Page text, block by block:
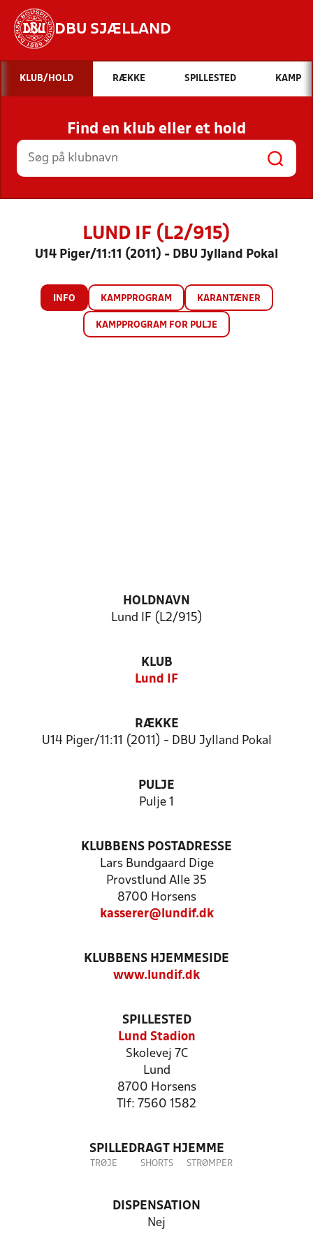
DBU SJÆLLAND
Hvad vil du søge efter?
INDHOLD OG NYHEDER
STILLINGER, RESULTATER, KLUBBER OG
HOLD
KLUB/HOLD RÆKKE SPILLESTED KAMP
Find en klub eller et hold
LUND IF (L2/915)
U14 Piger/11:11 (2011) - DBU Jylland Pokal
INFO KAMPPROGRAM KARANTÆNER
KAMPPROGRAM FOR PULJE
HOLDNAVN
Lund IF (L2/915)
KLUB
Lund IF
RÆKKE
U14 Piger/11:11 (2011) - DBU Jylland Pokal
PULJE
Pulje 1
KLUBBENS POSTADRESSE
Lars Bundgaard Dige
Provstlund Alle 35
8700 Horsens
kasserer@lundif.dk
KLUBBENS HJEMMESIDE
www.lundif.dk
SPILLESTED
Lund Stadion
Skolevej 7C
Lund
8700 Horsens
Tlf: 7560 1582
SPILLEDRAGT HJEMME
TRØJE SHORTS STRØMPER
DISPENSATION
Nej